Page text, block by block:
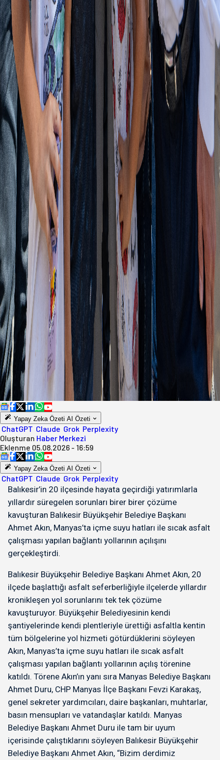
Yapay Zeka Özeti AI Özeti
ChatGPT Claude Grok Perplexity
Oluşturan Haber Merkezi
Eklenme 05.08.2026 - 16:59
Yapay Zeka Özeti AI Özeti
ChatGPT Claude Grok Perplexity
Balıkesir’in 20 ilçesinde hayata geçirdiği yatırımlarla
yıllardır süregelen sorunları birer birer çözüme
kavuşturan Balıkesir Büyükşehir Belediye Başkanı
Ahmet Akın, Manyas’ta içme suyu hatları ile sıcak asfalt
çalışması yapılan bağlantı yollarının açılışını
gerçekleştirdi.
Balıkesir Büyükşehir Belediye Başkanı Ahmet Akın, 20
ilçede başlattığı asfalt seferberliğiyle ilçelerde yıllardır
kronikleşen yol sorunlarını tek tek çözüme
kavuşturuyor. Büyükşehir Belediyesinin kendi
şantiyelerinde kendi plentleriyle ürettiği asfaltla kentin
tüm bölgelerine yol hizmeti götürdüklerini söyleyen
Akın, Manyas’ta içme suyu hatları ile sıcak asfalt
çalışması yapılan bağlantı yollarının açılış törenine
katıldı. Törene Akın’ın yanı sıra Manyas Belediye Başkanı
Ahmet Duru, CHP Manyas İlçe Başkanı Fevzi Karakaş,
genel sekreter yardımcıları, daire başkanları, muhtarlar,
basın mensupları ve vatandaşlar katıldı. Manyas
Belediye Başkanı Ahmet Duru ile tam bir uyum
içerisinde çalıştıklarını söyleyen Balıkesir Büyükşehir
Belediye Başkanı Ahmet Akın, “Bizim derdimiz